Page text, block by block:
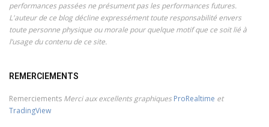
performances passées ne présument pas les performances futures.
L'auteur de ce blog décline expressément toute responsabilité envers
toute personne physique ou morale pour quelque motif que ce soit lié à
l’usage du contenu de ce site.
REMERCIEMENTS
Remerciements Merci aux excellents graphiques ProRealtime et
TradingView